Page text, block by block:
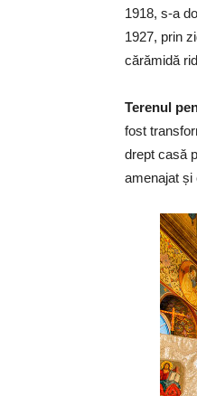
1918, s-a
1927, prin
cărămidă
Terenul
fost
drept casă
amenajat și